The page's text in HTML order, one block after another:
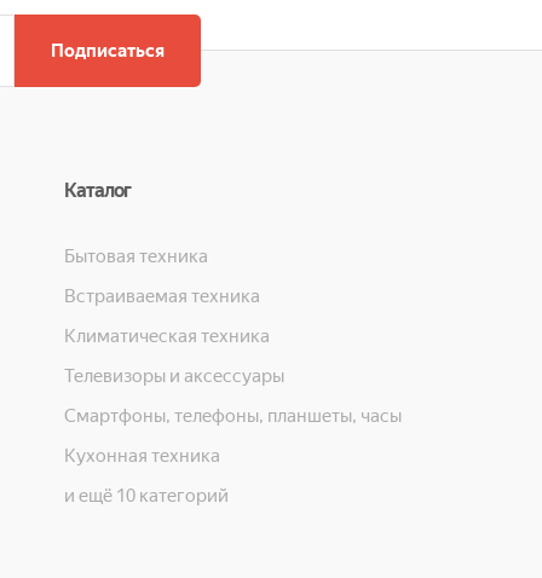
Подписаться
Каталог
Бытовая техника
Встраиваемая техника
Климатическая техника
Телевизоры и аксессуары
Смартфоны, телефоны, планшеты, часы
Кухонная техника
и ещё 10 категорий